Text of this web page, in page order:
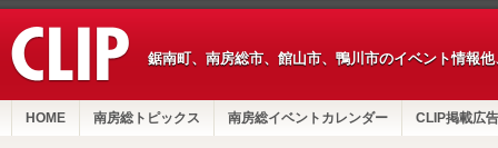
鋸南町、南房総市、館山市、鴨川市のイベント情報
HOME 南房総トピックス 南房総イベントカレンダー CLIP掲載広告